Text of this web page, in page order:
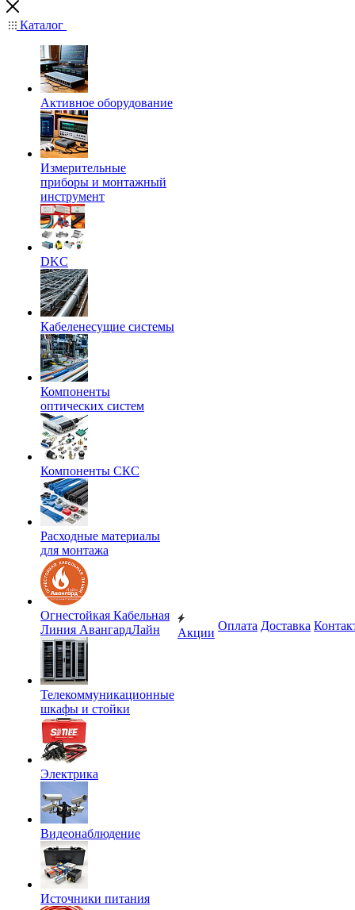
Каталог
Активное оборудование
Измерительные
приборы и монтажный
инструмент
DKC
Кабеленесущие системы
Компоненты
оптических систем
Компоненты СКС
Расходные материалы
для монтажа
Огнестойкая Кабельная
Линия АвангардЛайн
Телекоммуникационные
шкафы и стойки
Электрика
Видеонаблюдение
Источники питания
Акции
Оплата Доставка